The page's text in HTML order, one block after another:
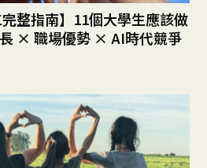
完整指南】11個大學生應該做
× 職場優勢 × AI時代競爭